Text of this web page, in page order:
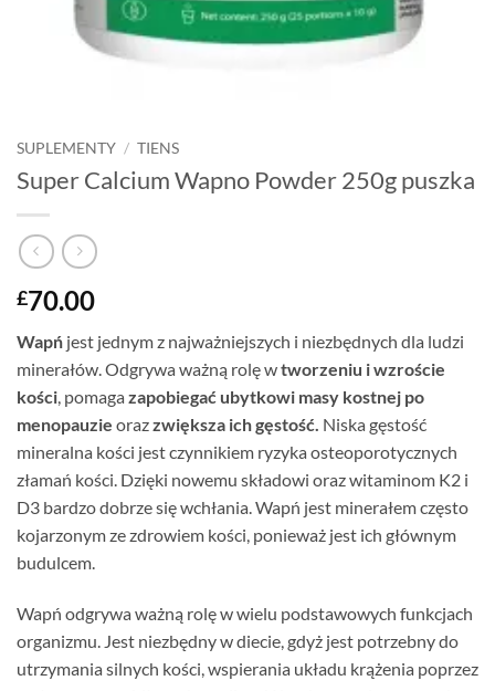
SUPLEMENTY / TIENS
Super Calcium Wapno Powder 250g puszka
£70.00
Wapń jest jednym z najważniejszych i niezbędnych dla ludzi
minerałów. Odgrywa ważną rolę wtworzeniu i wzroście
kości, pomaga zapobiegać ubytkowi masy kostnej po
menopauzie orazzwiększa ich gęstość. Niska gęstość
mineralna kości jest czynnikiem ryzyka osteoporotycznych
złamań kości. Dzięki nowemu składowi oraz witaminom K2 i
D3 bardzo dobrze się wchłania. Wapń jest minerałem często
kojarzonym ze zdrowiem kości, ponieważ jest ich głównym
budulcem.
Wapń odgrywa ważną rolę w wielu podstawowych funkcjach
organizmu. Jest niezbędny w diecie, gdyż jest potrzebny do
utrzymania silnych kości, wspierania układu krążenia poprzez